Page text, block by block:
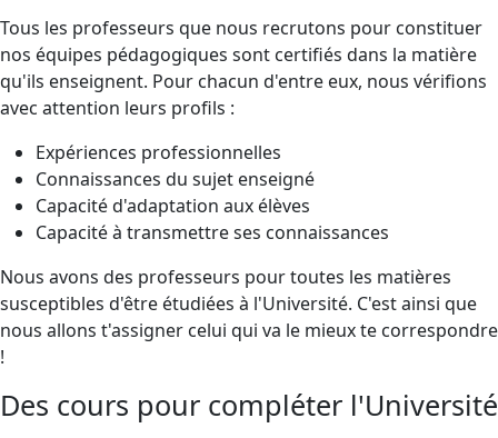
Tous les professeurs que nous recrutons pour constituer
nos équipes pédagogiques sont certifiés dans la matière
qu'ils enseignent. Pour chacun d'entre eux, nous vérifions
avec attention leurs profils :
Expériences professionnelles
Connaissances du sujet enseigné
Capacité d'adaptation aux élèves
Capacité à transmettre ses connaissances
Nous avons des professeurs pour toutes les matières
susceptibles d'être étudiées à l'Université. C'est ainsi que
nous allons t'assigner celui qui va le mieux te correspondre
!
Des cours pour compléter l'Université